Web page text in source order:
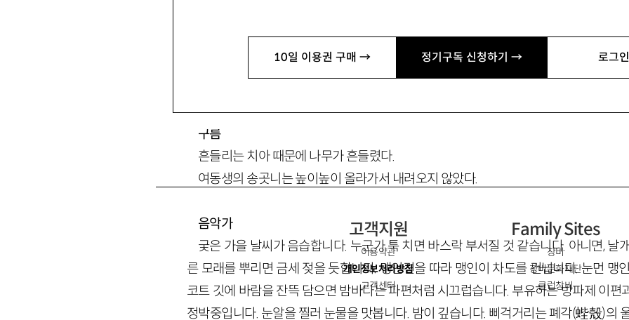
10일 이용권 구매 → 정기구독 신청하기 → 로그
쌍둥이로 태어나길 잘했어. 나는 어선을 타고 바다로 나갔고 도시 뒤편 술집에 앉아 어
구름
흔들리는 치아 때문에 나무가 흔들렸다.
여동생의 송곳니는 높이높이 올라가서 내려오지 않았다.
음악가
궂은 가을 날씨가 음습합니다. 누군가 툭 치면 바스락 부서질 것 같습니다. 아니면, 날
른 모래를 뿌리면 금세 젖을 듯합니다. 맹인견을 따라 맹인이 차도를 건넙니다. 눈먼 맹
코트 깃에 바람을 잔뜩 담으면 밤바다는 파편처럼 시끄럽습니다. 부유하는 방파제 이편
정박중입니다. 눈알을 찔러 눈물을 맛봅니다. 밤이 깊습니다. 삐걱거리는 폐각(蜌殼)의
고객지원
이용약관
개인정보처리방침
고객센터
Family Sites
창비
창비문화재단
클럽창비